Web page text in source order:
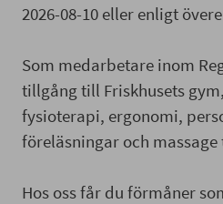
2026-08-10 eller enligt
Som medarbetare inom
tillgång till Friskhusets
fysioterapi, ergonomi,
föreläsningar och
Hos oss får du förmåner